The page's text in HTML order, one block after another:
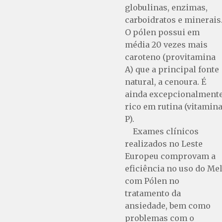
globulinas, enzimas,
carboidratos e minerais.
O pólen possui em
média 20 vezes mais
caroteno (provitamina
A) que a principal fonte
natural, a cenoura. É
ainda
rico em rutina (vitamina
P).
Exames clínicos
realizados no Leste
Europeu comprovam a
eficiência no uso do Mel
com Pólen no
tratamento da
ansiedade, bem como
problemas com o